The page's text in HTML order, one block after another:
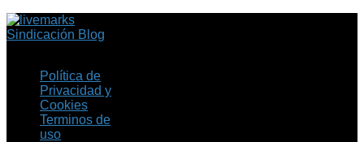
Sindicación Blog
Política de
Privacidad y
Cookies
Terminos de
uso